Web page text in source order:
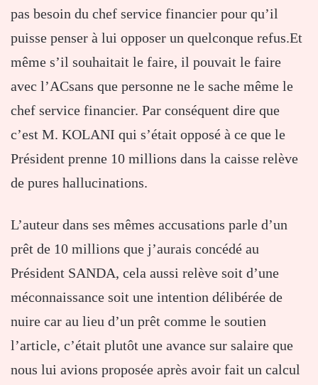
pas besoin du chef service financier pour qu’il
puisse penser à lui opposer un quelconque refus.Et
même s’il souhaitait le faire, il pouvait le faire
avec l’ACsans que personne ne le sache même le
chef service financier. Par conséquent dire que
c’est M. KOLANI qui s’était opposé à ce que le
Président prenne 10 millions dans la caisse relève
de pures hallucinations.
L’auteur dans ses mêmes accusations parle d’un
prêt de 10 millions que j’aurais concédé au
Président SANDA, cela aussi relève soit d’une
méconnaissance soit une intention délibérée de
nuire car au lieu d’un prêt comme le soutien
l’article, c’était plutôt une avance sur salaire que
nous lui avions proposée après avoir fait un calcul